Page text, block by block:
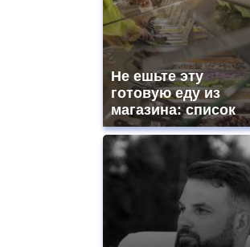
Не ешьте эту
готовую еду из
магазина: список